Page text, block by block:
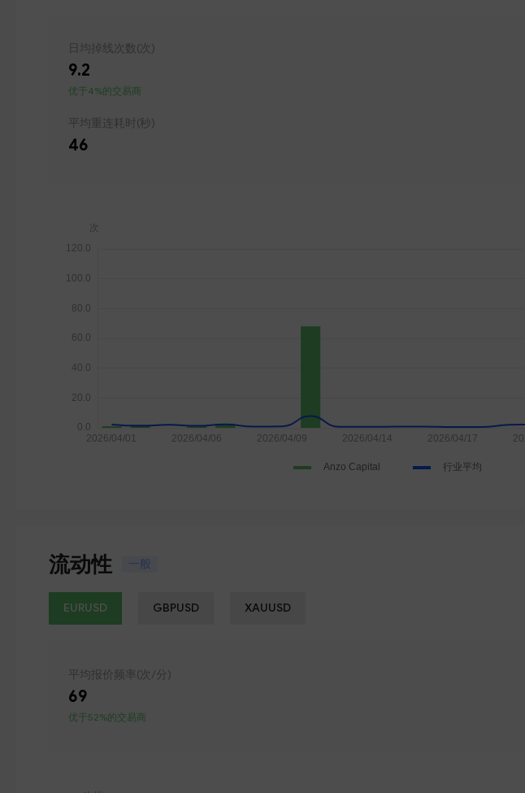
日均掉线次数(次)
9.2
优于4%的交易商
平均重连耗时(秒)
46
流动性 一般
EURUSD GBPUSD XAUUSD
平均报价频率(次/分)
69
优于52%的交易商